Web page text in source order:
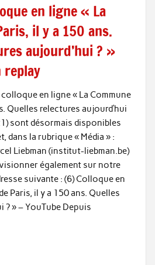
en ligne « La
il y a 150 ans.
aujourd’hui ? »
replay
en ligne « La Commune
Quelles relectures aujourd’hui
sont désormais disponibles
dans la rubrique « Média » :
Liebman (institut-liebman.be)
également sur notre
suivante : (6) Colloque en
Paris, il y a 150 ans. Quelles
? » – YouTube Depuis